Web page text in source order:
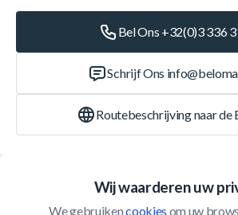
Wij waarderen uw
We gebruiken cookies om uw
Bel Ons +32(0)3 336
Schrijf Ons
Routebeschrijving naar de